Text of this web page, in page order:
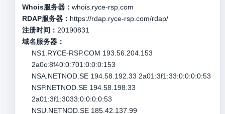
Whois服务器： whois.ryce-rsp.com
RDAP服务器： https://rdap.ryce-rsp.com/rdap/
注册时间： 20190831
域名服务器：
NS1.RYCE-RSP.COM 193.56.204.153
2a0c:8f40:0:701:0:0:0:153
NSA.NETNOD.SE 194.58.192.33 2a01:3f1:33:0:0:0:0:53
NSP.NETNOD.SE 194.58.198.33
2a01:3f1:3033:0:0:0:0:53
NSU.NETNOD.SE 185.42.137.99